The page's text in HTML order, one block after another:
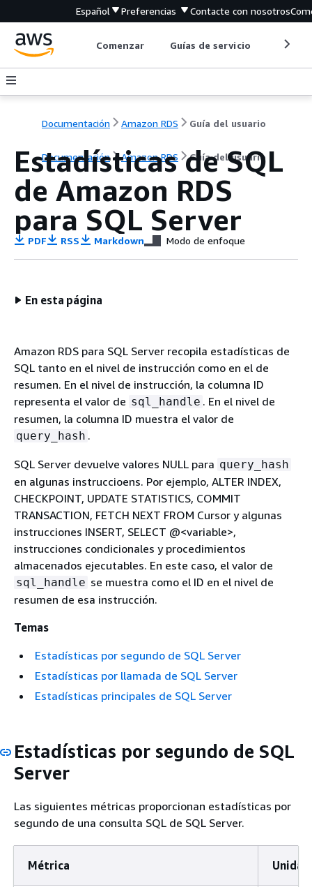
Español Preferencias Contacte con nosotros
Comenzar Guías de servicio
Documentación Amazon RDS Guía del usuario
Documentación Amazon RDS Guía del usuario
Estadísticas de SQL
de Amazon RDS
para SQL Server
PDF RSS Markdown Modo de enfoque
En esta página
Amazon RDS para SQL Server recopila estadísticas de
SQL tanto en el nivel de instrucción como en el de
resumen. En el nivel de instrucción, la columna ID
representa el valor de sql_handle . En el nivel de
resumen, la columna ID muestra el valor de
query_hash .
SQL Server devuelve valores NULL para query_hash
en algunas instruccioens. Por ejemplo, ALTER INDEX,
CHECKPOINT, UPDATE STATISTICS, COMMIT
TRANSACTION, FETCH NEXT FROM Cursor y algunas
instrucciones INSERT, SELECT @<variable>,
instrucciones condicionales y procedimientos
almacenados ejecutables. En este caso, el valor de
sql_handle se muestra como el ID en el nivel de
resumen de esa instrucción.
Temas
Estadísticas por segundo de SQL Server
Estadísticas por llamada de SQL Server
Estadísticas principales de SQL Server
Estadísticas por segundo de SQL
Server
Las siguientes métricas proporcionan estadísticas por
segundo de una consulta SQL de SQL Server.
Métrica Unidad